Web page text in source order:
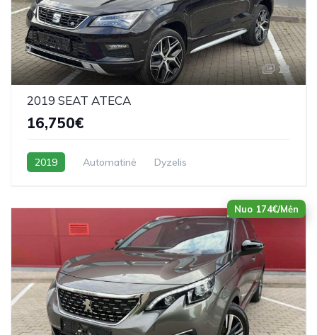
13
2019 SEAT ATECA
16,750€
2019 Automatinė Dyzelis
Nuo 174€/Mėn